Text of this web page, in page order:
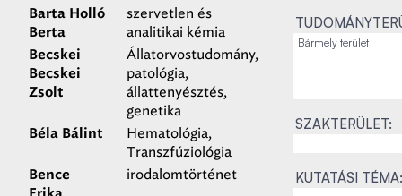
Barta Holló
Berta
szervetlen és
analitikai kémia
Becskei
Becskei
Zsolt
Állatorvostudomány,
patológia,
állattenyésztés,
genetika
Béla Bálint
Hematológia,
Transzfúziológia
Bence
irodalomtörténet
SZAKTERÜLET:
KUTATÁSI TÉMA: